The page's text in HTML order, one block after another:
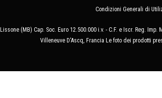
Condizioni Generali di
(MB) Cap. Soc. Euro 12.500.000 i.v. - C.F. e Iscr. Reg.
Villeneuve D'Ascq, Francia Le foto dei prodotti